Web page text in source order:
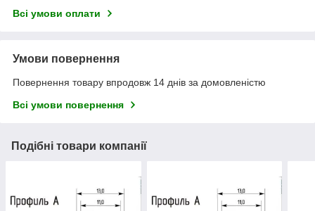
Всі умови оплати
Умови повернення
Повернення товару впродовж 14 днів за домовленістю
Всі умови повернення
Подібні товари компанії